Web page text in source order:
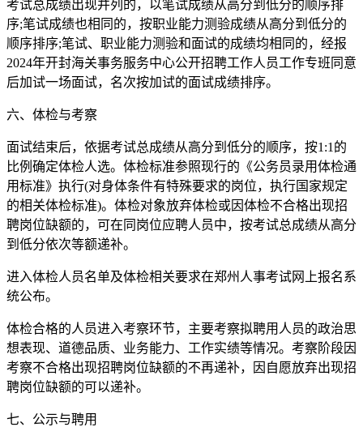
考试总成绩出现并列的，以笔试成绩从高分到低分的顺序排
序;笔试成绩也相同的，按职业能力测验成绩从高分到低分的
顺序排序;笔试、职业能力测验和面试的成绩均相同的，经报
2024年开封海关事务服务中心公开招聘工作人员工作专班同意
后加试一场面试，名次按加试的面试成绩排序。
六、体检与考察
面试结束后，依据考试总成绩从高分到低分的顺序，按1:1的
比例确定体检人选。体检标准参照现行的《公务员录用体检通
用标准》执行(对身体条件有特殊要求的岗位，执行国家规定
的相关体检标准)。体检对象放弃体检或因体检不合格出现招
聘岗位缺额的，可在同岗位应聘人员中，按考试总成绩从高分
到低分依次等额递补。
进入体检人员名单及体检相关要求在郑州人事考试网上报名系
统公布。
体检合格的人员进入考察环节，主要考察拟聘用人员的政治思
想表现、道德品质、业务能力、工作实绩等情况。考察阶段因
考察不合格出现招聘岗位缺额的不再递补，因自愿放弃出现招
聘岗位缺额的可以递补。
七、公示与聘用